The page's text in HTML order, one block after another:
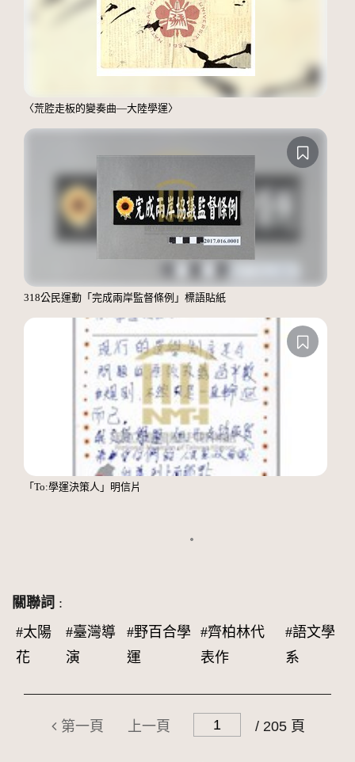
〈荒腔走板的變奏曲—大陸學運〉
318公民運動「完成兩岸監督條例」標語貼紙
「To:學運決策人」明信片
關聯詞 :
#太陽
花
#臺灣導
演
#野百合學
運
#齊柏林代
表作
#語文學
系
第一頁 上一頁 / 205 頁